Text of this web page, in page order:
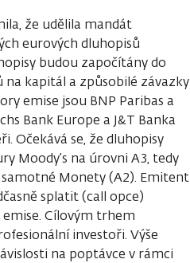
že udělila mandát
eurových dluhopisů
budou započítány do
kapitál a způsobilé závazky
emise jsou BNP Paribas a
Bank Europe a J&T Banka
Očekává se, že dluhopisy
Moody’s na úrovni A3, tedy
Monety (A2). Emitent
splatit (call opce)
Cílovým trhem
investoři. Výše
na poptávce v rámci